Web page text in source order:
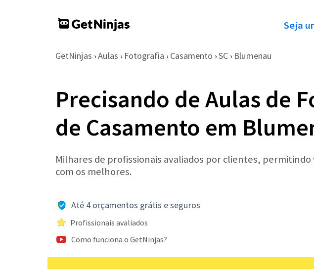
Seja
GetNinjas › Aulas › Fotografia › Casamento › SC › Blumenau
Precisando de Aulas de
de Casamento em
Milhares de profissionais avaliados por clientes, permitindo
com os melhores.
Até 4 orçamentos grátis e seguros
Profissionais avaliados
Como funciona o GetNinjas?